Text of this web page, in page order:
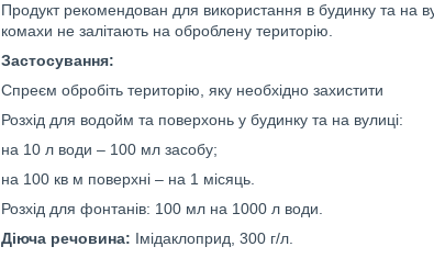
Продукт рекомендован для використання в будинку та на
комахи не залітають на оброблену територію.
Застосування:
Спреєм обробіть територію, яку необхідно захистити
Розхід для водойм та поверхонь у будинку та на вулиці:
на 10 л води – 100 мл засобу;
на 100 кв м поверхні – на 1 місяць.
Розхід для фонтанів: 100 мл на 1000 л води.
Діюча речовина: Імідаклоприд, 300 г/л.